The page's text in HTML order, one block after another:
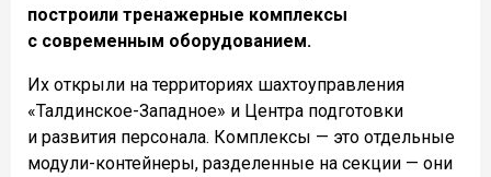
построили тренажерные комплексы
с современным оборудованием.
Их открыли на территориях шахтоуправления
«Талдинское-Западное» и Центра подготовки
и развития персонала. Комплексы — это отдельные
модули-контейнеры, разделенные на секции — они